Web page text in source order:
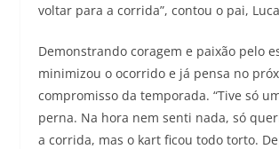
voltar para a corrida”, contou o pai,
Demonstrando coragem e paixão pelo
minimizou o ocorrido e já pensa no
compromisso da temporada. “Tive só
perna. Na hora nem senti nada, só
a corrida, mas o kart ficou todo torto.